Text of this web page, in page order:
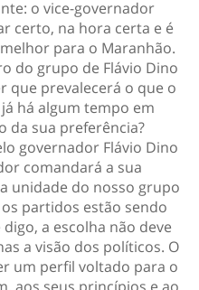
o vice-governador
certo, na hora certa e é
para o Maranhão.
do grupo de Flávio Dino
que prevalecerá o que o
há algum tempo em
da sua preferência?
governador Flávio Dino
comandará a sua
unidade do nosso grupo
partidos estão sendo
a escolha não deve
a visão dos políticos. O
um perfil voltado para o